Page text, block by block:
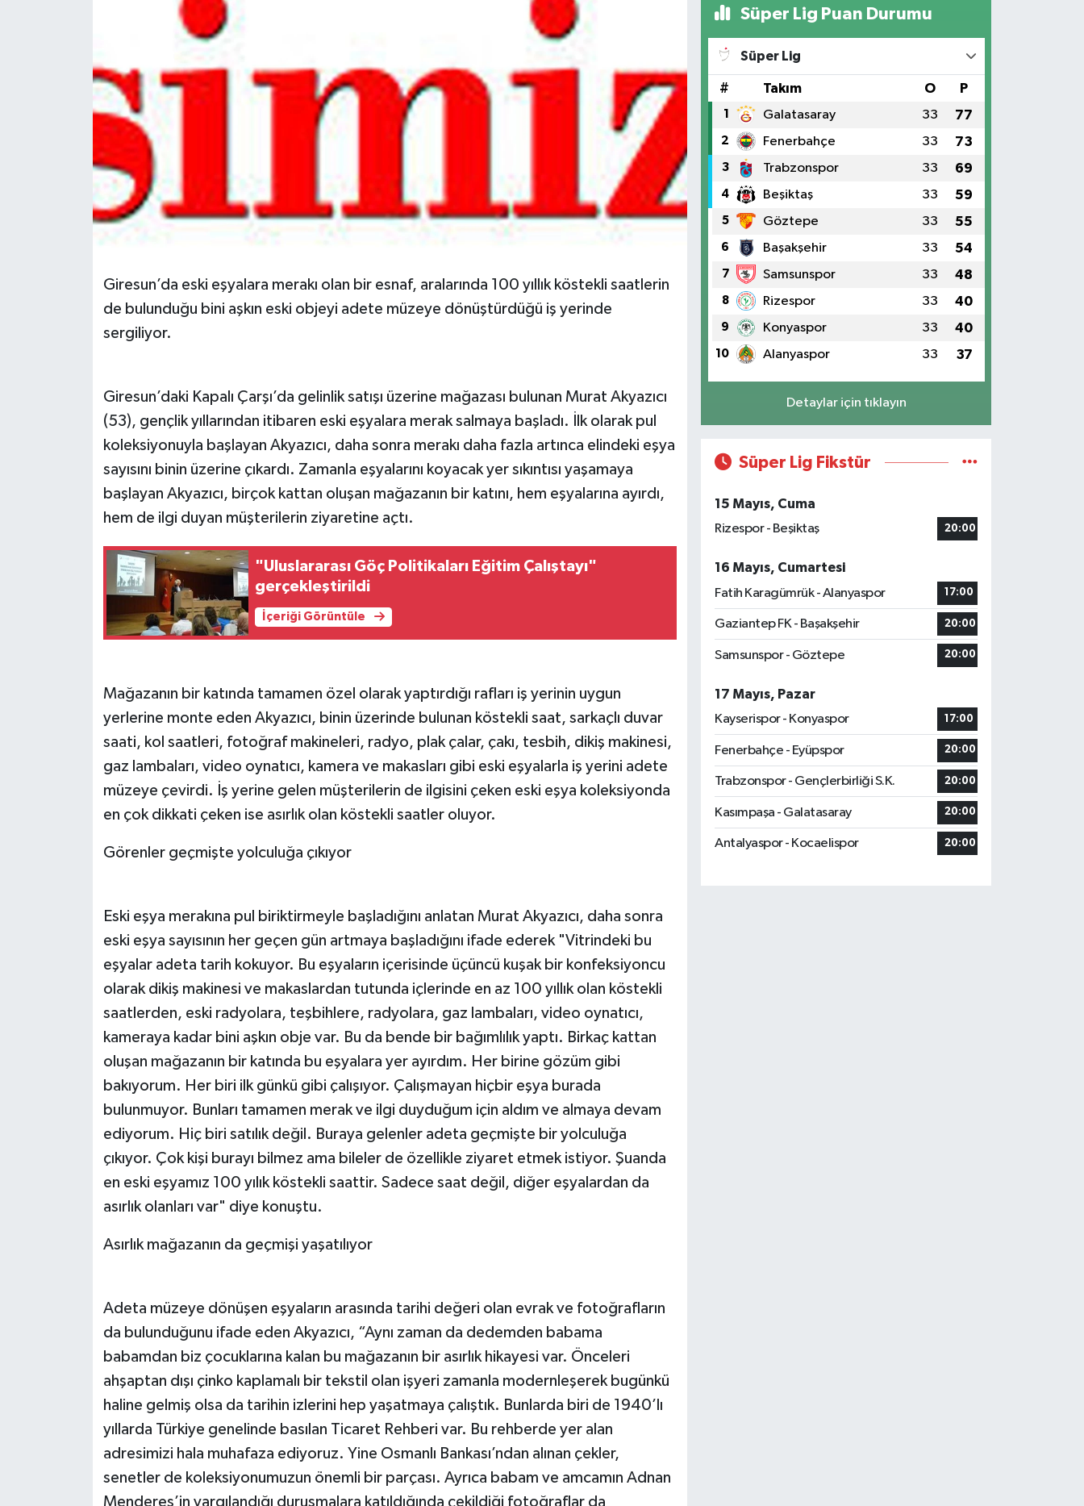
Giresun’da eski eşyalara merakı olan bir esnaf, aralarında 100 yıllık köstekli saatlerin
de bulunduğu bini aşkın eski objeyi adete müzeye dönüştürdüğü iş yerinde
sergiliyor.
Giresun’daki Kapalı Çarşı’da gelinlik satışı üzerine mağazası bulunan Murat Akyazıcı
(53), gençlik yıllarından itibaren eski eşyalara merak salmaya başladı. İlk olarak pul
koleksiyonuyla başlayan Akyazıcı, daha sonra merakı daha fazla artınca elindeki eşya
sayısını binin üzerine çıkardı. Zamanla eşyalarını koyacak yer sıkıntısı yaşamaya
başlayan Akyazıcı, birçok kattan oluşan mağazanın bir katını, hem eşyalarına ayırdı,
hem de ilgi duyan müşterilerin ziyaretine açtı.
"Uluslararası Göç Politikaları Eğitim Çalıştayı"
gerçekleştirildi
İçeriği Görüntüle
Mağazanın bir katında tamamen özel olarak yaptırdığı rafları iş yerinin uygun
yerlerine monte eden Akyazıcı, binin üzerinde bulunan köstekli saat, sarkaçlı duvar
saati, kol saatleri, fotoğraf makineleri, radyo, plak çalar, çakı, tesbih, dikiş makinesi,
gaz lambaları, video oynatıcı, kamera ve makasları gibi eski eşyalarla iş yerini adete
müzeye çevirdi. İş yerine gelen müşterilerin de ilgisini çeken eski eşya koleksiyonda
en çok dikkati çeken ise asırlık olan köstekli saatler oluyor.
Görenler geçmişte yolculuğa çıkıyor
Eski eşya merakına pul biriktirmeyle başladığını anlatan Murat Akyazıcı, daha sonra
eski eşya sayısının her geçen gün artmaya başladığını ifade ederek "Vitrindeki bu
eşyalar adeta tarih kokuyor. Bu eşyaların içerisinde üçüncü kuşak bir konfeksiyoncu
olarak dikiş makinesi ve makaslardan tutunda içlerinde en az 100 yıllık olan köstekli
saatlerden, eski radyolara, teşbihlere, radyolara, gaz lambaları, video oynatıcı,
kameraya kadar bini aşkın obje var. Bu da bende bir bağımlılık yaptı. Birkaç kattan
oluşan mağazanın bir katında bu eşyalara yer ayırdım. Her birine gözüm gibi
bakıyorum. Her biri ilk günkü gibi çalışıyor. Çalışmayan hiçbir eşya burada
bulunmuyor. Bunları tamamen merak ve ilgi duyduğum için aldım ve almaya devam
ediyorum. Hiç biri satılık değil. Buraya gelenler adeta geçmişte bir yolculuğa
çıkıyor. Çok kişi burayı bilmez ama bileler de özellikle ziyaret etmek istiyor. Şuanda
en eski eşyamız 100 yılık köstekli saattir. Sadece saat değil, diğer eşyalardan da
asırlık olanları var" diye konuştu.
Asırlık mağazanın da geçmişi yaşatılıyor
Adeta müzeye dönüşen eşyaların arasında tarihi değeri olan evrak ve fotoğrafların
da bulunduğunu ifade eden Akyazıcı, “Aynı zaman da dedemden babama
babamdan biz çocuklarına kalan bu mağazanın bir asırlık hikayesi var. Önceleri
ahşaptan dışı çinko kaplamalı bir tekstil olan işyeri zamanla modernleşerek bugünkü
haline gelmiş olsa da tarihin izlerini hep yaşatmaya çalıştık. Bunlarda biri de 1940’lı
yıllarda Türkiye genelinde basılan Ticaret Rehberi var. Bu rehberde yer alan
adresimizi hala muhafaza ediyoruz. Yine Osmanlı Bankası’ndan alınan çekler,
senetler de koleksiyonumuzun önemli bir parçası. Ayrıca babam ve amcamın Adnan
Menderes’in yargılandığı duruşmalara katıldığında çekildiği fotoğraflar da
Süper Lig Puan Durumu
Süper Lig
# Takım O P
1 Galatasaray 33 77
2 Fenerbahçe 33 73
3 Trabzonspor 33 69
4 Beşiktaş 33 59
5 Göztepe 33 55
6 Başakşehir 33 54
7 Samsunspor 33 48
8 Rizespor 33 40
9 Konyaspor 33 40
10 Alanyaspor 33 37
Detaylar için tıklayın
Süper Lig Fikstür
15 Mayıs, Cuma
Rizespor - Beşiktaş
20:00
16 Mayıs, Cumartesi
Fatih Karagümrük - Alanyaspor
17:00
Gaziantep FK - Başakşehir 20:00
Samsunspor - Göztepe 20:00
17 Mayıs, Pazar
Kayserispor - Konyaspor
17:00
Fenerbahçe - Eyüpspor 20:00
Trabzonspor - Gençlerbirliği S.K. 20:00
Kasımpaşa - Galatasaray 20:00
Antalyaspor - Kocaelispor 20:00
Teknoloji
Tokat Haberleri